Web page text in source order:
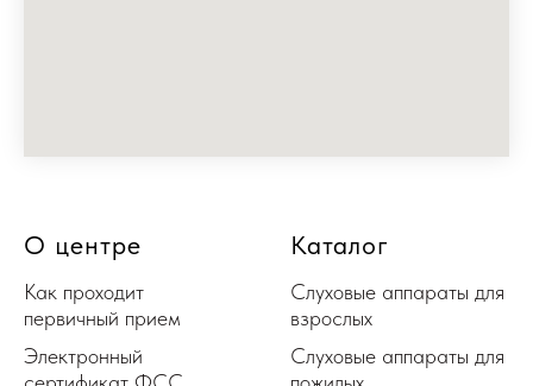
О центре
Как проходит
первичный прием
Электронный
Каталог
Слуховые аппараты для
взрослых
Слуховые аппараты для